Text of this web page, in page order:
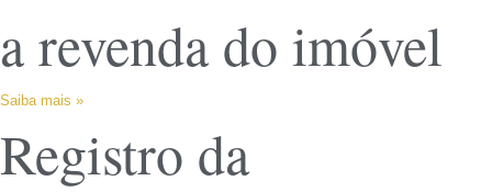
a revenda do imóvel
Saiba mais »
Registro da